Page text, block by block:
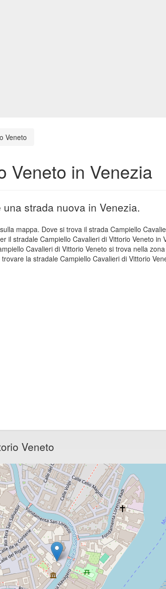
Veneto
Veneto in Venezia
strada nuova in Venezia.
mappa. Dove si trova il strada Campiello
il stradale Campiello Cavalieri di Vittorio Veneto
Cavalieri di Vittorio Veneto si trova nella
la stradale Campiello Cavalieri di Vittorio
Veneto